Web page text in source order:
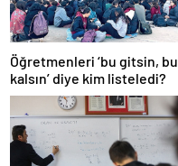
Öğretmenleri ‘bu gitsin, bu
kalsın’ diye kim listeledi?